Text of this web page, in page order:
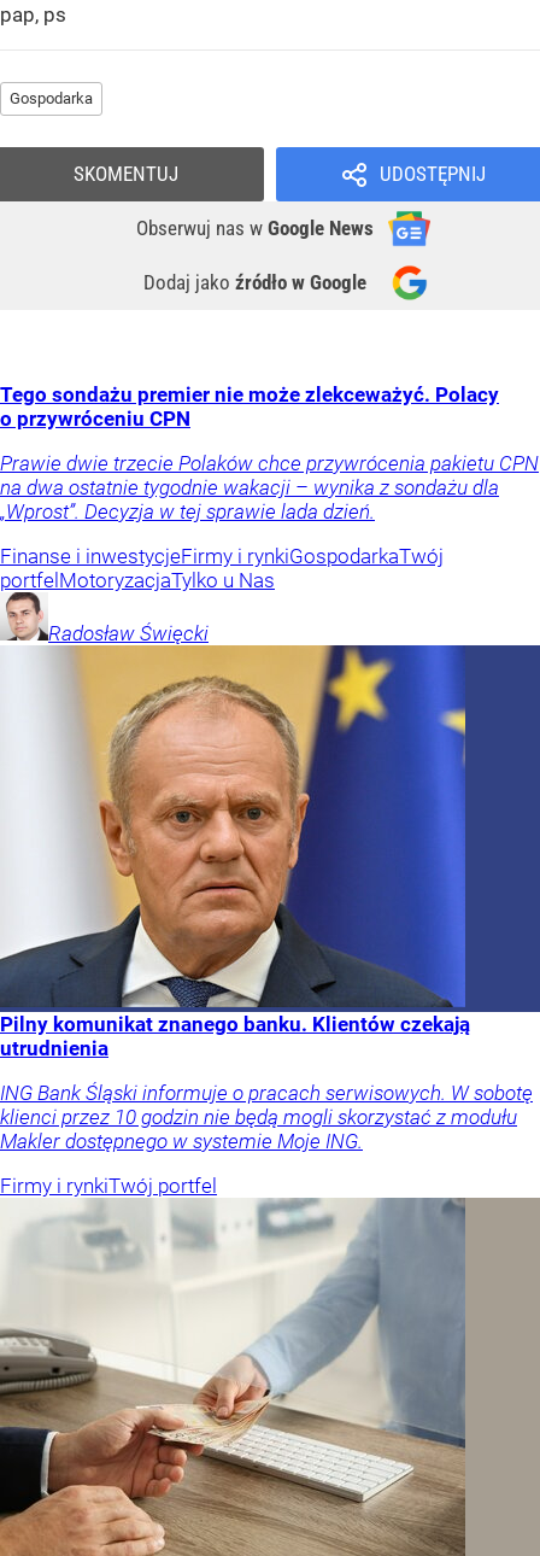
pap, ps
Gospodarka
UDOSTĘPNIJ
Obserwuj nas w Google News
Dodaj jako źródło w Google
SKOMENTUJ
Tego sondażu premier nie może zlekceważyć. Polacy
o przywróceniu CPN
Prawie dwie trzecie Polaków chce przywrócenia pakietu CPN
na dwa ostatnie tygodnie wakacji – wynika z sondażu dla
„Wprost”. Decyzja w tej sprawie lada dzień.
Finanse i inwestycjeFirmy i rynkiGospodarkaTwój
portfel MotoryzacjaTylko u Nas
Radosław Święcki
Pilny komunikat znanego banku. Klientów czekają
utrudnienia
ING Bank Śląski informuje o pracach serwisowych. W sobotę
klienci przez 10 godzin nie będą mogli skorzystać z modułu
Makler dostępnego w systemie Moje ING.
Firmy i rynkiTwój portfel